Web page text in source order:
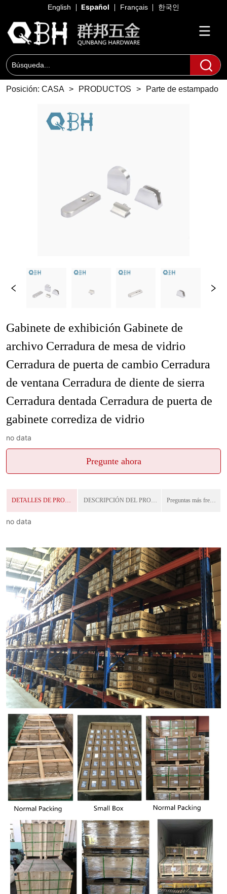
English Español Français 한국인
Posición: CASA > PRODUCTOS > Parte de estampado
Gabinete de exhibición Gabinete de
archivo Cerradura de mesa de vidrio
Cerradura de puerta de cambio Cerradura
de ventana Cerradura de diente de sierra
Cerradura dentada Cerradura de puerta de
gabinete corrediza de vidrio
no data
Pregunte ahora
DETALLES DE PRODUCTO DESCRIPCIÓN DEL PRODUCTO Preguntas más frecuentes
no data